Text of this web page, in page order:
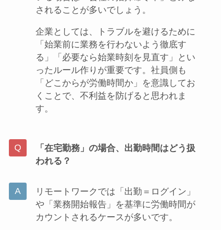
されることが多いでしょう。
企業としては、トラブルを避けるために
「始業前に業務を行わないよう徹底す
る」「必要なら始業時刻を見直す」とい
ったルール作りが重要です。社員側も
「どこからが労働時間か」を意識してお
くことで、不利益を防げると思われま
す。
「在宅勤務」の場合、出勤時間はどう扱
われる？
リモートワークでは「出勤＝ログイン」
や「業務開始報告」を基準に労働時間が
カウントされるケースが多いです。